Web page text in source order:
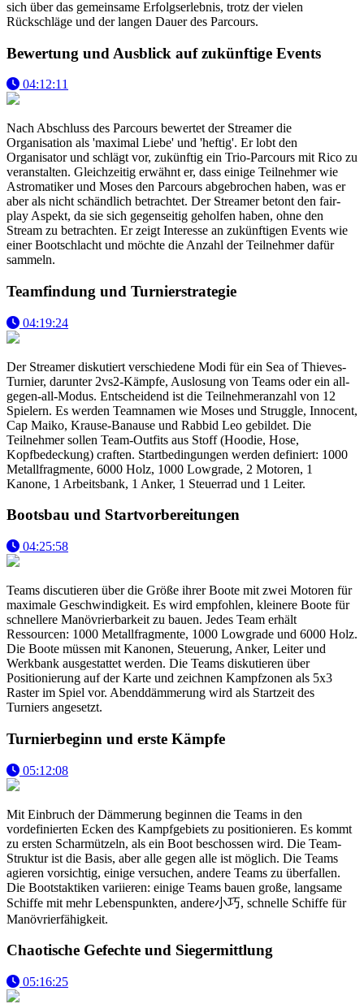
sich über das gemeinsame Erfolgserlebnis, trotz der vielen
Rückschläge und der langen Dauer des Parcours.
Bewertung und Ausblick auf zukünftige Events
04:12:11
Nach Abschluss des Parcours bewertet der Streamer die
Organisation als 'maximal Liebe' und 'heftig'. Er lobt den
Organisator und schlägt vor, zukünftig ein Trio-Parcours mit Rico zu
veranstalten. Gleichzeitig erwähnt er, dass einige Teilnehmer wie
Astromatiker und Moses den Parcours abgebrochen haben, was er
aber als nicht schändlich betrachtet. Der Streamer betont den fair-
play Aspekt, da sie sich gegenseitig geholfen haben, ohne den
Stream zu betrachten. Er zeigt Interesse an zukünftigen Events wie
einer Bootschlacht und möchte die Anzahl der Teilnehmer dafür
sammeln.
Teamfindung und Turnierstrategie
04:19:24
Der Streamer diskutiert verschiedene Modi für ein Sea of Thieves-
Turnier, darunter 2vs2-Kämpfe, Auslosung von Teams oder ein all-
gegen-all-Modus. Entscheidend ist die Teilnehmeranzahl von 12
Spielern. Es werden Teamnamen wie Moses und Struggle, Innocent,
Cap Maiko, Krause-Banause und Rabbid Leo gebildet. Die
Teilnehmer sollen Team-Outfits aus Stoff (Hoodie, Hose,
Kopfbedeckung) craften. Startbedingungen werden definiert: 1000
Metallfragmente, 6000 Holz, 1000 Lowgrade, 2 Motoren, 1
Kanone, 1 Arbeitsbank, 1 Anker, 1 Steuerrad und 1 Leiter.
Bootsbau und Startvorbereitungen
04:25:58
Teams discutieren über die Größe ihrer Boote mit zwei Motoren für
maximale Geschwindigkeit. Es wird empfohlen, kleinere Boote für
schnellere Manövrierbarkeit zu bauen. Jedes Team erhält
Ressourcen: 1000 Metallfragmente, 1000 Lowgrade und 6000 Holz.
Die Boote müssen mit Kanonen, Steuerung, Anker, Leiter und
Werkbank ausgestattet werden. Die Teams diskutieren über
Positionierung auf der Karte und zeichnen Kampfzonen als 5x3
Raster im Spiel vor. Abenddämmerung wird als Startzeit des
Turniers angesetzt.
Turnierbeginn und erste Kämpfe
05:12:08
Mit Einbruch der Dämmerung beginnen die Teams in den
vordefinierten Ecken des Kampfgebiets zu positionieren. Es kommt
zu ersten Scharmützeln, als ein Boot beschossen wird. Die Team-
Struktur ist die Basis, aber alle gegen alle ist möglich. Die Teams
agieren vorsichtig, einige versuchen, andere Teams zu überfallen.
Die Bootstaktiken variieren: einige Teams bauen große, langsame
Schiffe mit mehr Lebenspunkten, andere小巧, schnelle Schiffe für
Manövrierfähigkeit.
Chaotische Gefechte und Siegermittlung
05:16:25